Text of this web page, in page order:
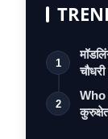
1
2
Who